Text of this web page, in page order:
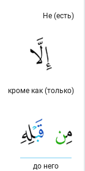
Не (есть)
кроме как (только)
до него